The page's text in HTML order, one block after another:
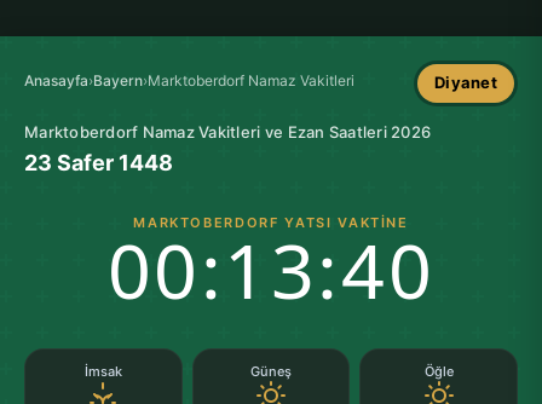
Anasayfa›Bayern›Marktoberdorf Namaz Vakitleri Diyanet
Marktoberdorf Namaz Vakitleri ve Ezan Saatleri 2026
23 Safer 1448
MARKTOBERDORF YATSI VAKTINE
00:13:39
İmsak Güneş Öğle